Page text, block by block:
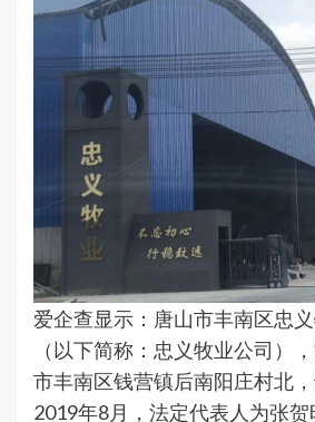
爱企查显示：唐山市丰南区忠
（以下简称：忠义牧业公司）
市丰南区钱营镇后南阳庄村北
2019年8月，法定代表人为张